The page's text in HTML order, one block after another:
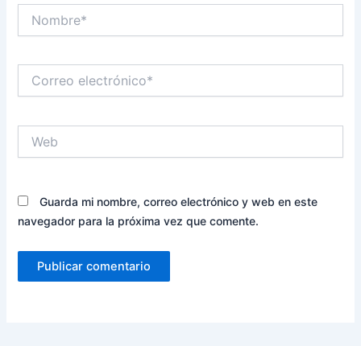
electrónico*
Guarda mi nombre, correo electrónico y web en este
navegador para la próxima vez que comente.